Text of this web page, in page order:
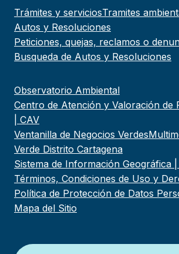
Trámites y serviciosTramites
Autos y Resoluciones
Peticiones, quejas, reclamos o
Busqueda de Autos y Resoluciones
Observatorio Ambiental
Centro de Atención y Valoración de
| CAV
Ventanilla de Negocios Verdes
Verde Distrito Cartagena
Sistema de Información Geográfica |
Términos, Condiciones de Uso y
Política de Protección de Datos
Mapa del Sitio